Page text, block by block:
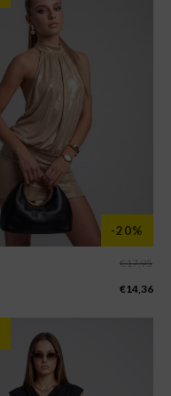
-20%
€17,95
€14,36